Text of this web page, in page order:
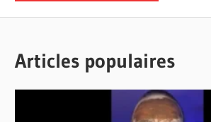
Articles populaires